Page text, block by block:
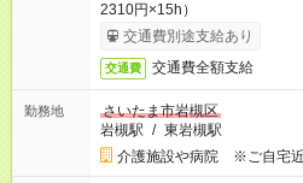
2310円×15h）
交通費別途支給あり
交通費 交通費全額支給
勤務地
さいたま市岩槻区
岩槻駅 / 東岩槻駅
介護施設や病院 ※ご自宅近